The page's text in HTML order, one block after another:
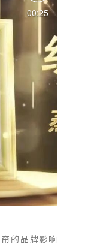
00:25
的品牌影响